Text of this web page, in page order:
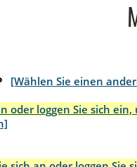
[Wählen Sie einen
oder loggen Sie sich ein,